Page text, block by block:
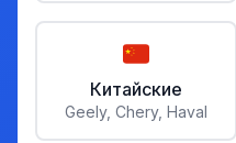
Китайские
Geely, Chery, Haval